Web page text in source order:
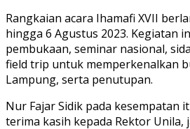
Rangkaian acara Ihamafi XVII
hingga 6 Agustus 2023. Kegiatan
pembukaan, seminar nasional,
field trip untuk memperkenalkan
Lampung, serta penutupan.
Nur Fajar Sidik pada kesempatan
terima kasih kepada Rektor Unila,